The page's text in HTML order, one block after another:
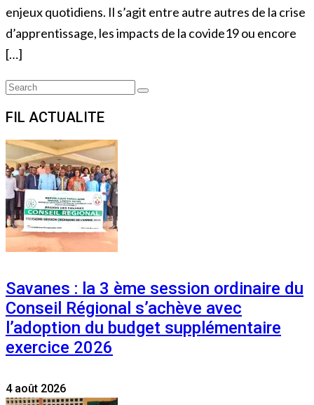
enjeux quotidiens. Il s’agit entre autre autres de la crise
d’apprentissage, les impacts de la covide19 ou encore
[…]
Search
Search
FIL ACTUALITE
Savanes : la 3 ème session ordinaire du
Conseil Régional s’achève avec
l’adoption du budget supplémentaire
exercice 2026
4 août 2026